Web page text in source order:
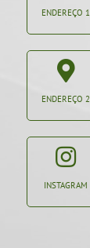
ENDEREÇO 1
ENDEREÇO 2
INSTAGRAM